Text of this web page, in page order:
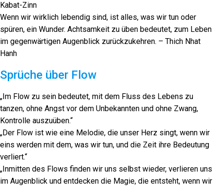
Kabat-Zinn
Wenn wir wirklich lebendig sind, ist alles, was wir tun oder
spüren, ein Wunder. Achtsamkeit zu üben bedeutet, zum Leben
im gegenwärtigen Augenblick zurückzukehren. – Thich Nhat
Hanh
Sprüche über Flow
„Im Flow zu sein bedeutet, mit dem Fluss des Lebens zu
tanzen, ohne Angst vor dem Unbekannten und ohne Zwang,
Kontrolle auszuüben.“
„Der Flow ist wie eine Melodie, die unser Herz singt, wenn wir
eins werden mit dem, was wir tun, und die Zeit ihre Bedeutung
verliert.“
„Inmitten des Flows finden wir uns selbst wieder, verlieren uns
im Augenblick und entdecken die Magie, die entsteht, wenn wir